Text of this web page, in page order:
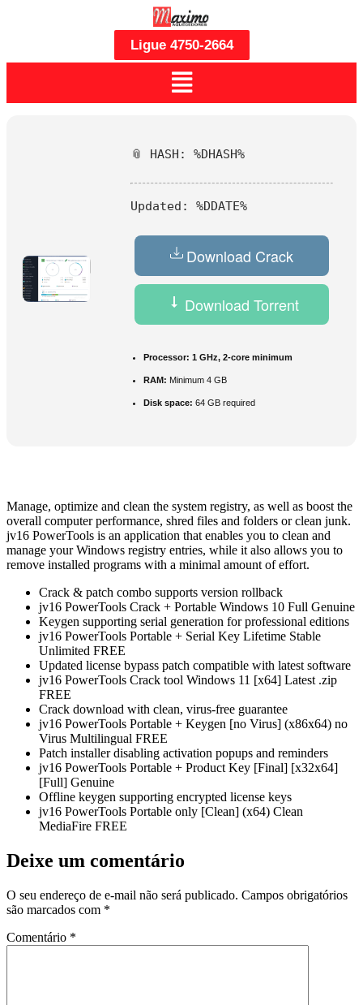
Ligue 4750-2664
📎 HASH: %DHASH%
Updated: %DDATE%
Download Crack
Download Torrent
Processor: 1 GHz, 2-core minimum
RAM: Minimum 4 GB
Disk space: 64 GB required
Manage, optimize and clean the system registry, as well as boost the
overall computer performance, shred files and folders or clean junk.
jv16 PowerTools is an application that enables you to clean and
manage your Windows registry entries, while it also allows you to
remove installed programs with a minimal amount of effort.
Crack & patch combo supports version rollback
jv16 PowerTools Crack + Portable Windows 10 Full Genuine
Keygen supporting serial generation for professional editions
jv16 PowerTools Portable + Serial Key Lifetime Stable
Unlimited FREE
Updated license bypass patch compatible with latest software
jv16 PowerTools Crack tool Windows 11 [x64] Latest .zip
FREE
Crack download with clean, virus-free guarantee
jv16 PowerTools Portable + Keygen [no Virus] (x86x64) no
Virus Multilingual FREE
Patch installer disabling activation popups and reminders
jv16 PowerTools Portable + Product Key [Final] [x32x64]
[Full] Genuine
Offline keygen supporting encrypted license keys
jv16 PowerTools Portable only [Clean] (x64) Clean
MediaFire FREE
Deixe um comentário
O seu endereço de e-mail não será publicado. Campos obrigatórios
são marcados com *
Comentário *